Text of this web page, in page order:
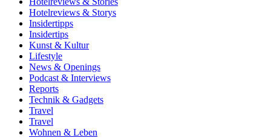
Hotelreviews & Storys
Insidertipps
Insidertips
Kunst & Kultur
Lifestyle
News & Openings
Podcast & Interviews
Reports
Technik & Gadgets
Travel
Travel
Wohnen & Leben